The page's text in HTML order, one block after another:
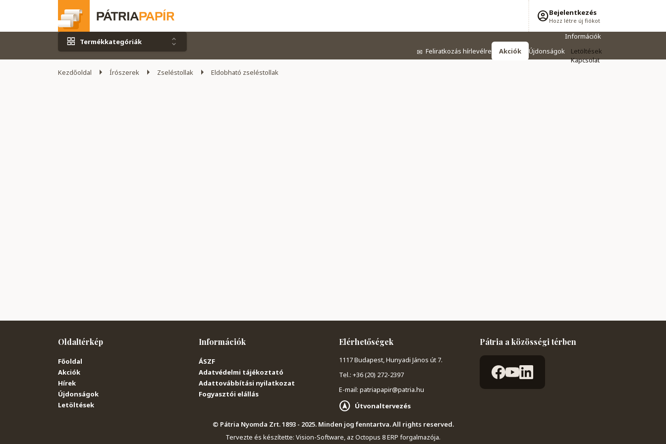
Bejelentkezés
Hozz létre új fiókot
Termékkategóriák
✉ Feliratkozás hírlevélre Akciók Újdonságok
Információk
Letöltések
Kapcsolat
Kezdőoldal
Írószerek Zseléstollak Eldobható zseléstollak
Oldaltérkép
Főoldal
Akciók
Hírek
Újdonságok
Letöltések
Információk
ÁSZF
Adatvédelmi tájékoztató
Adattovábbítási nyilatkozat
Fogyasztói elállás
Elérhetőségek
1117 Budapest, Hunyadi János út 7.
Tel.: +36 (20) 272-2397
E-mail: patriapapir@patria.hu
Útvonaltervezés
Pátria a közösségi térben
© Pátria Nyomda Zrt. 1893 - 2025. Minden jog fenntartva. All rights reserved.
Tervezte és készítette: Vision-Software, az Octopus 8 ERP forgalmazója.